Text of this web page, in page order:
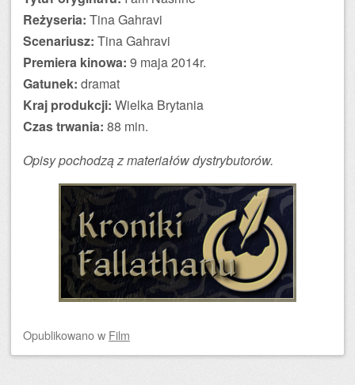
Reżyseria: Tina Gahravi
Scenariusz: Tina Gahravi
Premiera kinowa: 9 maja 2014r.
Gatunek: dramat
Kraj produkcji: Wielka Brytania
Czas trwania: 88 min.
Opisy pochodzą z materiałów dystrybutorów.
Opublikowanow Film